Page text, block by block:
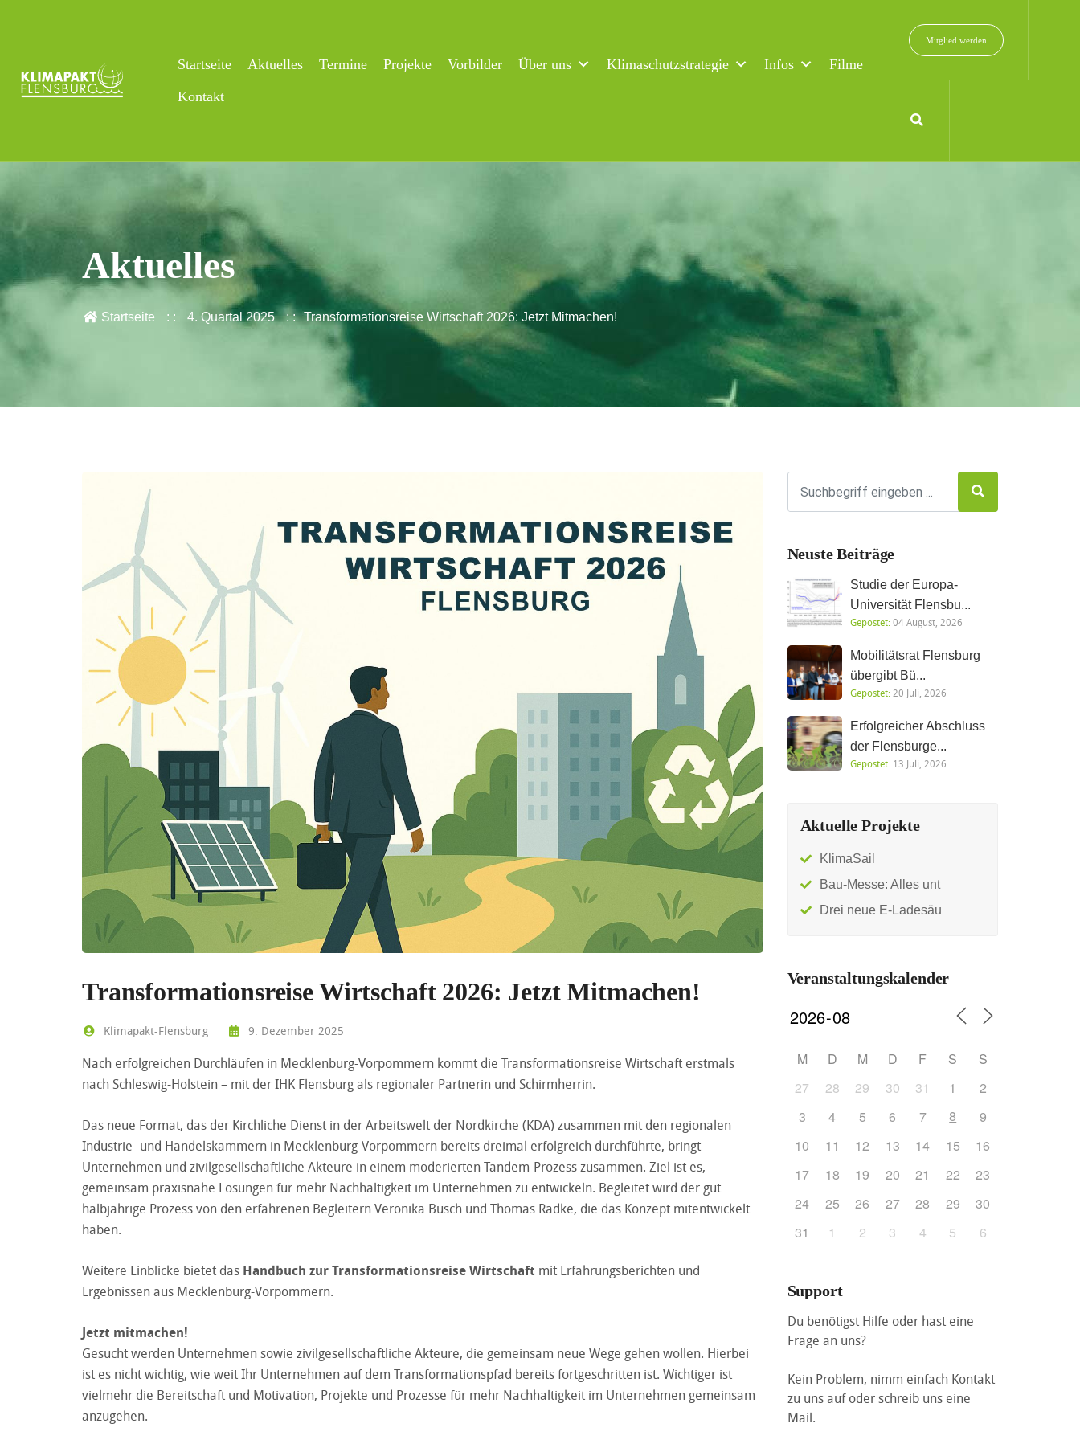
Startseite Aktuelles Termine Projekte Vorbilder Über uns Klimaschutzstrategie Infos
Filme
Kontakt
Mitglied werden
Aktuelles
Startseite 4. Quartal 2025 Transformationsreise Wirtschaft 2026: Jetzt Mitmachen!
Transformationsreise Wirtschaft 2026: Jetzt Mitmachen!
Klimapakt-Flensburg 9. Dezember 2025
Nach erfolgreichen Durchläufen in Mecklenburg-Vorpommern kommt die Transformationsreise Wirtschaft erstmals
nach Schleswig-Holstein – mit der IHK Flensburg als regionaler Partnerin und Schirmherrin.
Das neue Format, das der Kirchliche Dienst in der Arbeitswelt der Nordkirche (KDA) zusammen mit den regionalen
Industrie- und Handelskammern in Mecklenburg-Vorpommern bereits dreimal erfolgreich durchführte, bringt
Unternehmen und zivilgesellschaftliche Akteure in einem moderierten Tandem-Prozess zusammen. Ziel ist es,
gemeinsam praxisnahe Lösungen für mehr Nachhaltigkeit im Unternehmen zu entwickeln. Begleitet wird der gut
halbjährige Prozess von den erfahrenen Begleitern Veronika Busch und Thomas Radke, die das Konzept mitentwickelt
haben.
Weitere Einblicke bietet das Handbuch zur Transformationsreise Wirtschaft mit Erfahrungsberichten und
Ergebnissen aus Mecklenburg-Vorpommern.
Jetzt mitmachen!
Gesucht werden Unternehmen sowie zivilgesellschaftliche Akteure, die gemeinsam neue Wege gehen wollen. Hierbei
ist es nicht wichtig, wie weit Ihr Unternehmen auf dem Transformationspfad bereits fortgeschritten ist. Wichtiger ist
vielmehr die Bereitschaft und Motivation, Projekte und Prozesse für mehr Nachhaltigkeit im Unternehmen gemeinsam
anzugehen.
Neuste Beiträge
Studie der Europa-
Universität Flensbu...
Gepostet:04 August, 2026
Mobilitätsrat Flensburg
übergibt Bü...
Gepostet:20 Juli, 2026
Erfolgreicher Abschluss
der Flensburge...
Gepostet:13 Juli, 2026
Aktuelle Projekte
KlimaSail
Bau-Messe: Alles unt
Drei neue E-Ladesäu
Veranstaltungskalender
M D M D F S
S
27
28 29 30 31 1
2
3
4 5 6 7 8
9
10
11 12 13 14 15
16
17
18 19 20 21 22
23
24
25 26 27 28 29
30
31
1 2 3 4 5 6
Support
Du benötigst Hilfe oder hast eine
Frage an uns?
Kein Problem, nimm einfach Kontakt
zu uns auf oder schreib uns eine
Mail.